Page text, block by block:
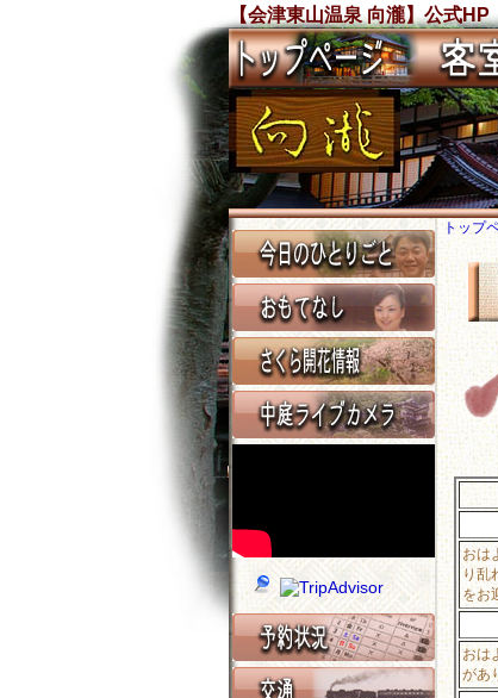
【会津東山温泉 向瀧】公式
トップ
おは
り乱
をお
おは
があ